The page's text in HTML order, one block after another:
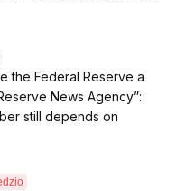
the Federal Reserve a
News Agency”:
still depends on